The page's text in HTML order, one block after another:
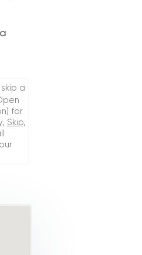
a
for
,Skip,